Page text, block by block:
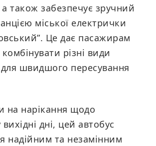
а також забезпечує зручний
міської електрички
Це дає пасажирам
різні види
швидшого пересування
на нарікання щодо
вихідні дні, цей автобус
надійним та незамінним